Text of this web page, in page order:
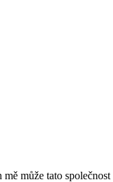
může tato